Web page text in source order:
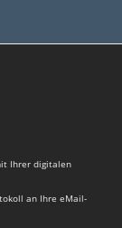
Ihrer digitalen
an Ihre eMail-